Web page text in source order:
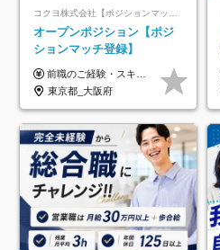
コクヨ株式会社【ポジションマッチ登録】
オープンポジション【ポジ
ションマッチ登録】
前職のご経験・スキル等を考慮して決定します。
東京都_大阪府